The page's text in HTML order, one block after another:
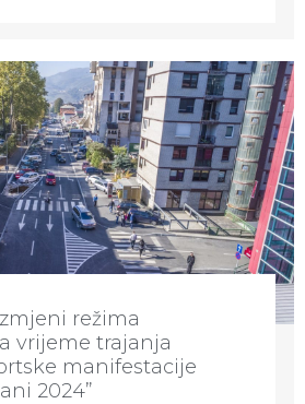
režima
vrijeme trajanja
manifestacije
2024”